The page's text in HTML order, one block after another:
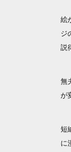
絵
ジ
説
無
が
短
に